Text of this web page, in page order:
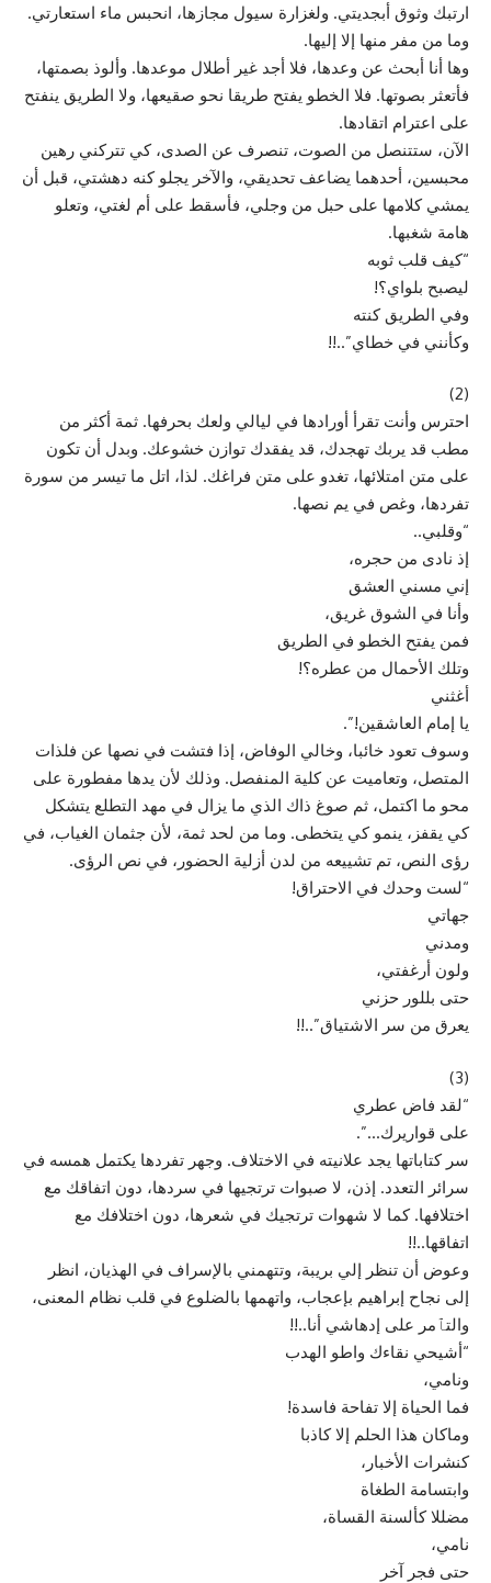
ارتبك وثوق أبجديتي. ولغزارة سيول مجازها، انحبس ماء استعارتي.
وما من مفر منها إلا إليها.
وها أنا أبحث عن وعدها، فلا أجد غير أطلال موعدها. وألوذ بصمتها،
فأتعثر بصوتها. فلا الخطو يفتح طريقا نحو صقيعها، ولا الطريق ينفتح
على اعترام اتقادها.
الآن، ستتنصل من الصوت، تنصرف عن الصدى، كي تتركني رهين
محبسين، أحدهما يضاعف تحديقي، والآخر يجلو كنه دهشتي، قبل أن
يمشي كلامها على حبل من وجلي، فأسقط على أم لغتي، وتعلو
هامة شغبها.
“كيف قلب ثوبه
ليصبح بلواي؟!
وفي الطريق كنته
وكأنني في خطاي”..!!
(2)
احترس وأنت تقرأ أورادها في ليالي ولعك بحرفها. ثمة أكثر من
مطب قد يربك تهجدك، قد يفقدك توازن خشوعك. وبدل أن تكون
على متن امتلائها، تغدو على متن فراغك. لذا، اتل ما تيسر من سورة
تفردها، وغص في يم نصها.
“وقلبي..
إذ نادى من حجره،
إني مسني العشق
وأنا في الشوق غريق،
فمن يفتح الخطو في الطريق
وتلك الأحمال من عطره؟!
أغثني
يا إمام العاشقين!”.
وسوف تعود خائبا، وخالي الوفاض، إذا فتشت في نصها عن فلذات
المتصل، وتعاميت عن كلية المنفصل. وذلك لأن يدها مفطورة على
محو ما اكتمل، ثم صوغ ذاك الذي ما يزال في مهد التطلع يتشكل
كي يقفز، ينمو كي يتخطى. وما من لحد ثمة، لأن جثمان الغياب، في
رؤى النص، تم تشييعه من لدن أزلية الحضور، في نص الرؤى.
“لست وحدك في الاحتراق!
جهاتي
ومدني
ولون أرغفتي،
حتى بللور حزني
يعرق من سر الاشتياق”..!!
(3)
“لقد فاض عطري
على قواريرك…”.
سر كتاباتها يجد علانيته في الاختلاف. وجهر تفردها يكتمل همسه في
سرائر التعدد. إذن، لا صبوات ترتجيها في سردها، دون اتفاقك مع
اختلافها. كما لا شهوات ترتجيك في شعرها، دون اختلافك مع
اتفاقها..!!
وعوض أن تنظر إلي بريبة، وتتهمني بالإسراف في الهذيان، انظر
إلى نجاح إبراهيم بإعجاب، واتهمها بالضلوع في قلب نظام المعنى،
والتٱمر على إدهاشي أنا..!!
“أشيحي نقاءك واطو الهدب
ونامي،
فما الحياة إلا تفاحة فاسدة!
وماكان هذا الحلم إلا كاذبا
كنشرات الأخبار،
وابتسامة الطغاة
مضللا كألسنة القساة،
نامي،
حتى فجر آخر